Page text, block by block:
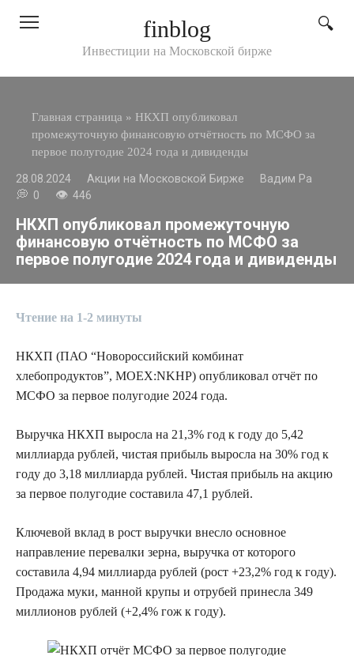
finblog
Инвестиции на Московской бирже
Главная страница » НКХП опубликовал
промежуточную финансовую отчётность по МСФО за
первое полугодие 2024 года и дивиденды
28.08.2024 Акции на Московской Бирже
Вадим Ра
0
446
НКХП опубликовал промежуточную
финансовую отчётность по МСФО за
первое полугодие 2024 года и дивиденды
Чтение на 1-2 минуты
НКХП (ПАО “Новороссийский комбинат
хлебопродуктов”, MOEX:NKHP) опубликовал отчёт по
МСФО за первое полугодие 2024 года.
Выручка НКХП выросла на 21,3% год к году до 5,42
миллиарда рублей, чистая прибыль выросла на 30% год к
году до 3,18 миллиарда рублей. Чистая прибыль на акцию
за первое полугодие составила 47,1 рублей.
Ключевой вклад в рост выручки внесло основное
направление перевалки зерна, выручка от которого
составила 4,94 миллиарда рублей (рост +23,2% год к году).
Продажа муки, манной крупы и отрубей принесла 349
миллионов рублей (+2,4% гож к году).